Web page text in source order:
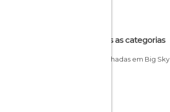
Todas as categorias
Caminhadas em Big Sky